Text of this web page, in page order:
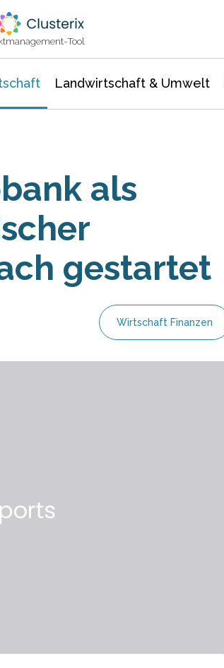
Tool
Landwirtschaft & Umwelt
als
gestartet
Wirtschaft Finanzen